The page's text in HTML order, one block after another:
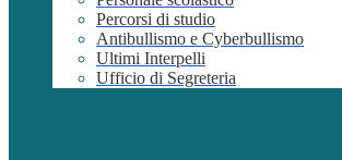
Percorsi di studio
Antibullismo e Cyberbullismo
Ultimi Interpelli
Ufficio di Segreteria